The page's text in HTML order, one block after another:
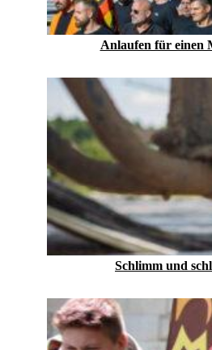
Anlaufen für einen
Schlimm und